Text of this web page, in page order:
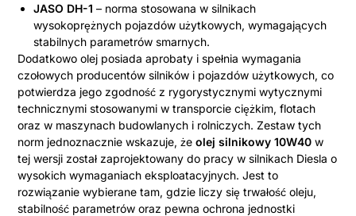
JASO DH-1 – norma stosowana w silnikach
wysokoprężnych pojazdów użytkowych, wymagających
stabilnych parametrów smarnych.
Dodatkowo olej posiada aprobaty i spełnia wymagania
czołowych producentów silników i pojazdów użytkowych, co
potwierdza jego zgodność z rygorystycznymi wytycznymi
technicznymi stosowanymi w transporcie ciężkim, flotach
oraz w maszynach budowlanych i rolniczych. Zestaw tych
norm jednoznacznie wskazuje, żeolej silnikowy 10W40 w
tej wersji został zaprojektowany do pracy w silnikach Diesla o
wysokich wymaganiach eksploatacyjnych. Jest to
rozwiązanie wybierane tam, gdzie liczy się trwałość oleju,
stabilność parametrów oraz pewna ochrona jednostki